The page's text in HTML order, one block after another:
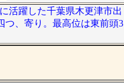
活躍した千葉県木更津市出
つ、寄り。最高位は東前頭3